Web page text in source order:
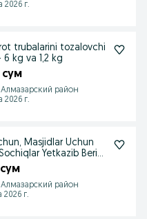
2026 г.
trubalarini tozalovchi
kg va 1,2 kg
сум
Алмазарский район
2026 г.
Masjidlar Uchun
Yetkazib Berish
Алмазарский район
2026 г.